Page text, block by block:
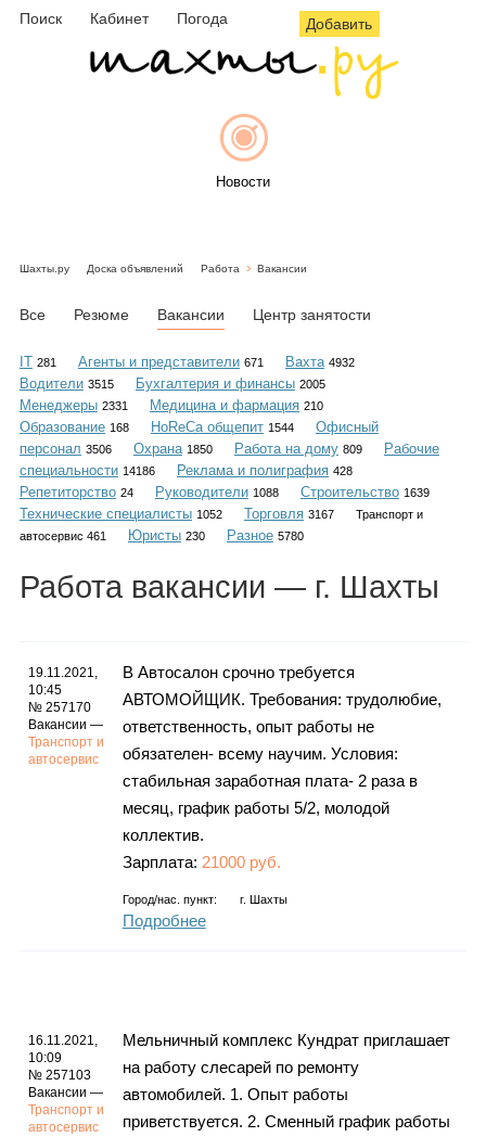
Поиск Кабинет Погода Добавить
Новости
Объявления
Каталог
Инфо
Гороскоп
Карты
Фотогалерея
Шахты.ру Доска объявлений Работа Вакансии
Все Резюме Вакансии Центр занятости
IT 281 Агенты и представители 671 Вахта 4932
Водители 3515 Бухгалтерия и финансы 2005
Менеджеры 2331 Медицина и фармация 210
Образование 168 HoReCa общепит 1544
Офисный
персонал 3506 Охрана 1850 Работа на дому 809
Рабочие
специальности 14186 Реклама и полиграфия 428
Репетиторство 24 Руководители 1088 Строительство 1639
Технические специалисты 1052 Торговля 3167
Транспорт и
автосервис 461
Юристы 230 Разное 5780
Работа вакансии — г. Шахты
19.11.2021,
10:45
№ 257170
Вакансии —
Транспорт и
автосервис
В Автосалон срочно требуется
АВТОМОЙЩИК. Требования: трудолюбие,
ответственность, опыт работы не
обязателен- всему научим. Условия:
стабильная заработная плата- 2 раза в
месяц, график работы 5/2, молодой
коллектив.
Зарплата: 21000 руб.
Город/нас. пункт: г. Шахты
Подробнее
16.11.2021,
10:09
№ 257103
Вакансии —
Транспорт и
автосервис
Мельничный комплекс Кундрат приглашает
на работу слесарей по ремонту
автомобилей. 1. Опыт работы
приветствуется. 2. Сменный график работы